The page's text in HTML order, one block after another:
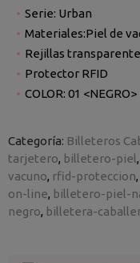
Serie: Urban
Materiales:Piel de
Rejillas
Protector RFID
COLOR: 01 <NEGRO>
Categoría: Billeteros
tarjetero billetero-piel
vacuno rfid-proteccion
on-line billetero-piel-
negro billetera-